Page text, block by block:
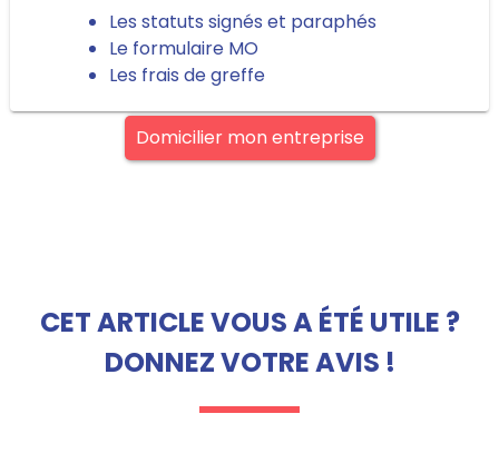
Les statuts signés et paraphés
Le formulaire MO
Les frais de greffe
Domicilier mon entreprise
CET ARTICLE VOUS A ÉTÉ UTILE ?
DONNEZ VOTRE AVIS !